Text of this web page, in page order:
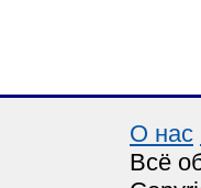
О нас
Всё